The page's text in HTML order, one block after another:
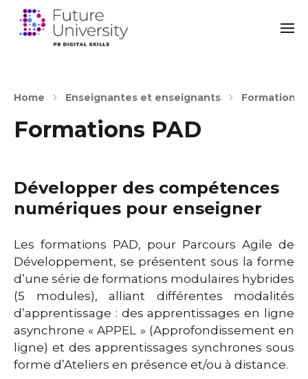
Home Enseignantes et enseignants Formations
Formations PAD
Développer des compétences
numériques pour enseigner
Les formations PAD, pour Parcours Agile de
Développement, se présentent sous la forme
d’une série de formations modulaires hybrides
(5 modules), alliant différentes modalités
d’apprentissage : des apprentissages en ligne
asynchrone « APPEL » (Approfondissement en
ligne) et des apprentissages synchrones sous
forme d’Ateliers en présence et/ou à distance.